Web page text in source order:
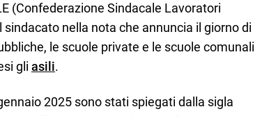
(Confederazione Sindacale Lavoratori
nella nota che annuncia il giorno di
le scuole private e le scuole comunali
gli asili.
2025 sono stati spiegati dalla sigla